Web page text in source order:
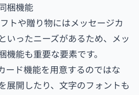
梱機能
トや贈り物にはメッセージカ
いったニーズがあるため、メッ
機能も重要な要素です。
ード機能を用意するのではな
展開したり、文字のフォントも